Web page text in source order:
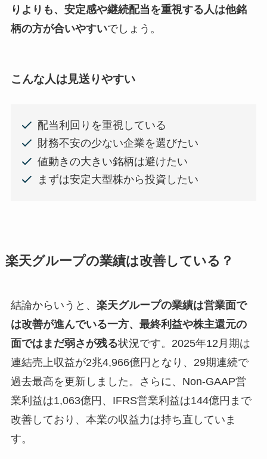
りよりも、安定感や継続配当を重視する人は他銘
柄の方が合いやすいでしょう。
こんな人は見送りやすい
配当利回りを重視している
財務不安の少ない企業を選びたい
値動きの大きい銘柄は避けたい
まずは安定大型株から投資したい
楽天グループの業績は改善している？
結論からいうと、 楽天グループの業績は営業面で
は改善が進んでいる一方、最終利益や株主還元の
面ではまだ弱さが残る状況です。2025年12月期は
連結売上収益が2兆4,966億円となり、29期連続で
過去最高を更新しました。さらに、Non-GAAP営
業利益は1,063億円、IFRS営業利益は144億円まで
改善しており、本業の収益力は持ち直していま
す。